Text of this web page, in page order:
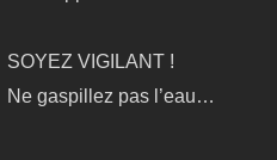
SOYEZ VIGILANT !
Ne gaspillez pas l’eau…